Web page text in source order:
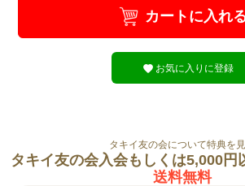
カートに入れ
お気に入りに登録
タキイ友の会について特典を
タキイ友の会入会もしくは5,000円
送料無料